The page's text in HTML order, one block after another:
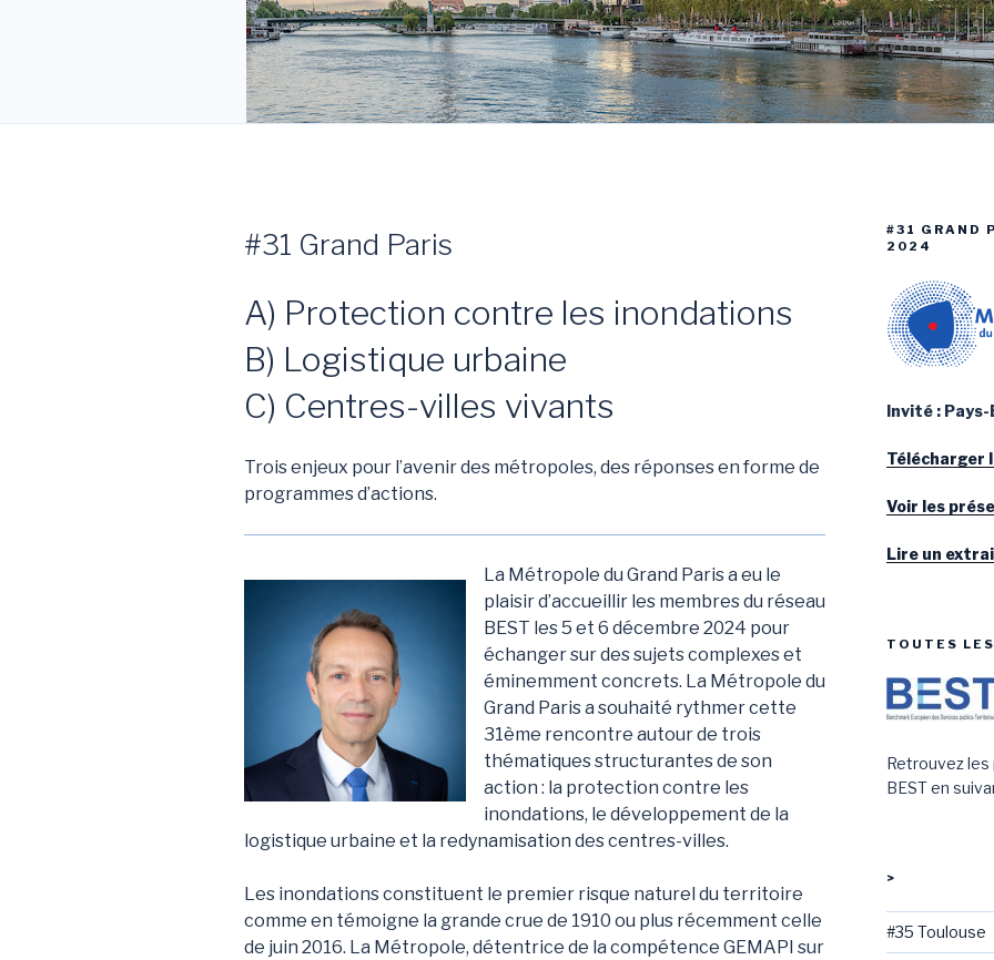
#31 Grand Paris
A) Protection contre les inondations
B) Logistique urbaine
C) Centres-villes vivants
Trois enjeux pour l’avenir des métropoles, des réponses en forme de
programmes d’actions.
La Métropole du Grand Paris a eu le
plaisir d’accueillir les membres du réseau
BEST les 5 et 6 décembre 2024 pour
échanger sur des sujets complexes et
éminemment concrets. La Métropole du
Grand Paris a souhaité rythmer cette
31ème rencontre autour de trois
thématiques structurantes de son
action : la protection contre les
inondations, le développement de la
logistique urbaine et la redynamisation des centres-villes.
Les inondations constituent le premier risque naturel du territoire
comme en témoigne la grande crue de 1910 ou plus récemment celle
de juin 2016. La Métropole, détentrice de la compétence GEMAPI sur
#31 GRAND
2024
Invité : Pays-
Télécharger
Voir les
Lire un
TOUTES
Retrouvez
BEST en
>
#35 Toulouse